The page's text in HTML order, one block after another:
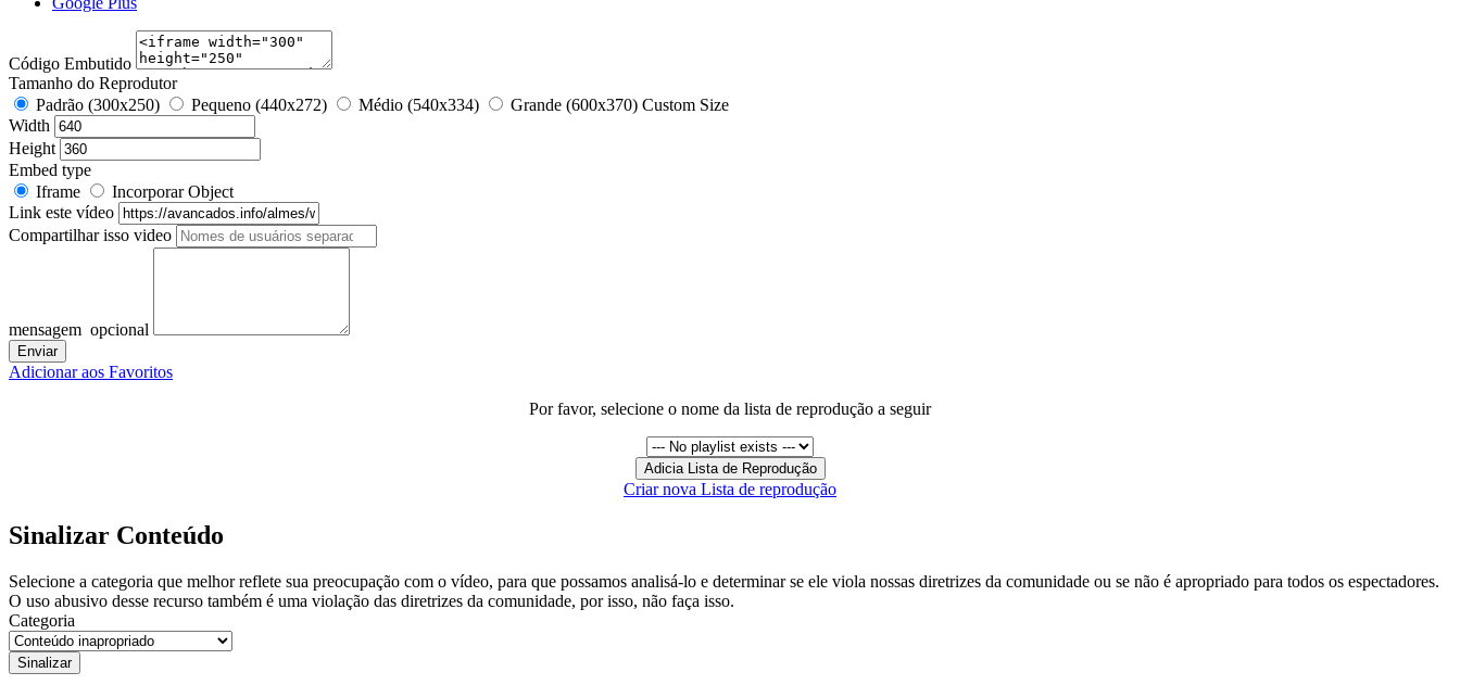
Código Embutido
Tamanho do Reprodutor
Padrão (300x250)
Pequeno (440x272) Médio (540x334) Grande (600x370) Custom Size
Width
Height
Embed type
Iframe
Incorporar Object
Link este vídeo
Compartilhar isso video
mensagem opcional
Adicionar aos Favoritos
Por favor, selecione o nome da lista de reprodução a seguir
Criar nova Lista de reprodução
Sinalizar Conteúdo
Selecione a categoria que melhor reflete sua preocupação com o vídeo, para que possamos analisá-lo e determinar se ele viola nossas diretrizes da comunidade ou se não é apropriado para todos os espectadores.
O uso abusivo desse recurso também é uma violação das diretrizes da comunidade, por isso, não faça isso.
Categoria